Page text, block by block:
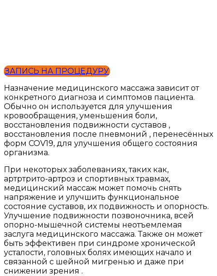
ЗАПИСЬ НА ПРОЦЕДУРУ
Назначение медицинского массажа зависит от
конкретного диагноза и симптомов пациента.
Обычно он используется для улучшения
кровообращения, уменьшения боли,
восстановления подвижности суставов ,
восстановления после пневмоний , перенесённых
форм COV19, для улучшения общего состояния
организма.
При некоторых заболеваниях, таких как,
артртрито-артроз и спортивных травмах,
медицинский массаж может помочь снять
напряжение и улучшить функциональное
состояние суставов, их подвижность и опорность.
Улучшение подвижности позвоночника, всей
опорно-мышечной системы неотъемлемая
заслуга медицинского массажа. Также он может
быть эффективен при синдроме хронической
усталости, головных болях имеющих начало и
связанной с шейной мигренью и даже при
снижении зрения .